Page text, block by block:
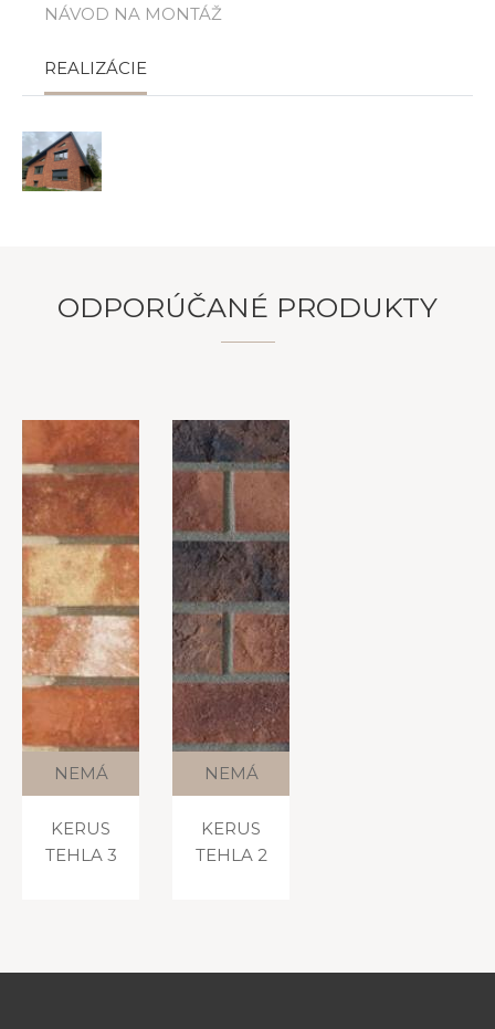
NÁVOD NA MONTÁŽ
REALIZÁCIE
ODPORÚČANÉ PRODUKTY
NEMÁ
VARIÁCIE
KERUS
TEHLA 3
NEMÁ
VARIÁCIE
KERUS
TEHLA 2